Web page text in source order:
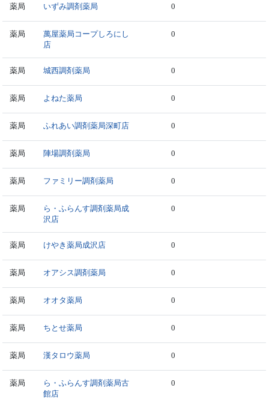
薬局 いずみ調剤薬局 0
薬局
萬屋薬局コープしろにし
店
0
薬局 城西調剤薬局 0
薬局 よねた薬局 0
薬局 ふれあい調剤薬局深町店 0
薬局 陣場調剤薬局 0
薬局 ファミリー調剤薬局 0
薬局
ら・ふらんす調剤薬局成
沢店
0
薬局 けやき薬局成沢店 0
薬局 オアシス調剤薬局 0
薬局 オオタ薬局 0
薬局 ちとせ薬局 0
薬局 漢タロウ薬局 0
薬局
ら・ふらんす調剤薬局古
館店
0